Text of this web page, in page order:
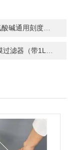
滴定管（定制）
1L抽滤瓶+泵）